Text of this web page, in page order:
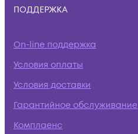
ПОДДЕРЖКА
On-line поддержка
Условия оплаты
Условия доставки
Гарантийное обслуживание
Комплаенс